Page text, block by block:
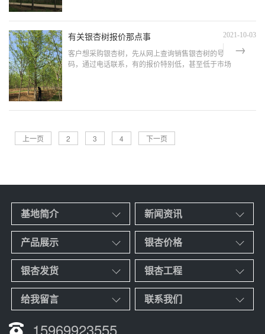
有关银杏树报价那点事 2021-10-03
客户想采购银杏树，先从网上查询销售银杏树的号
码，通过电话联系，有的报价特别低，甚至低于市场
上一页 2 3 4 下一页
基地简介 新闻资讯
产品展示 银杏价格
银杏发货 银杏工程
给我留言 联系我们
15969923555